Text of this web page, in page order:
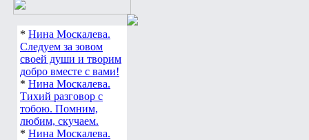
* Нина Москалева.
Следуем за зовом
своей души и творим
добро вместе с вами!
* Нина Москалева.
Тихий разговор с
тобою. Помним,
любим, скучаем.
* Нина Москалева.